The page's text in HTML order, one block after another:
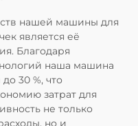
нашей машины для
является её
Благодаря
наша машина
30 %, что
затрат для
не только
но и